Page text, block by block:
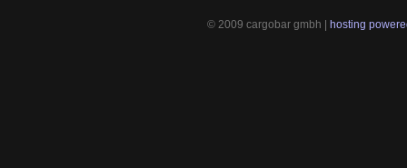
© 2009 cargobar gmbh | hosting